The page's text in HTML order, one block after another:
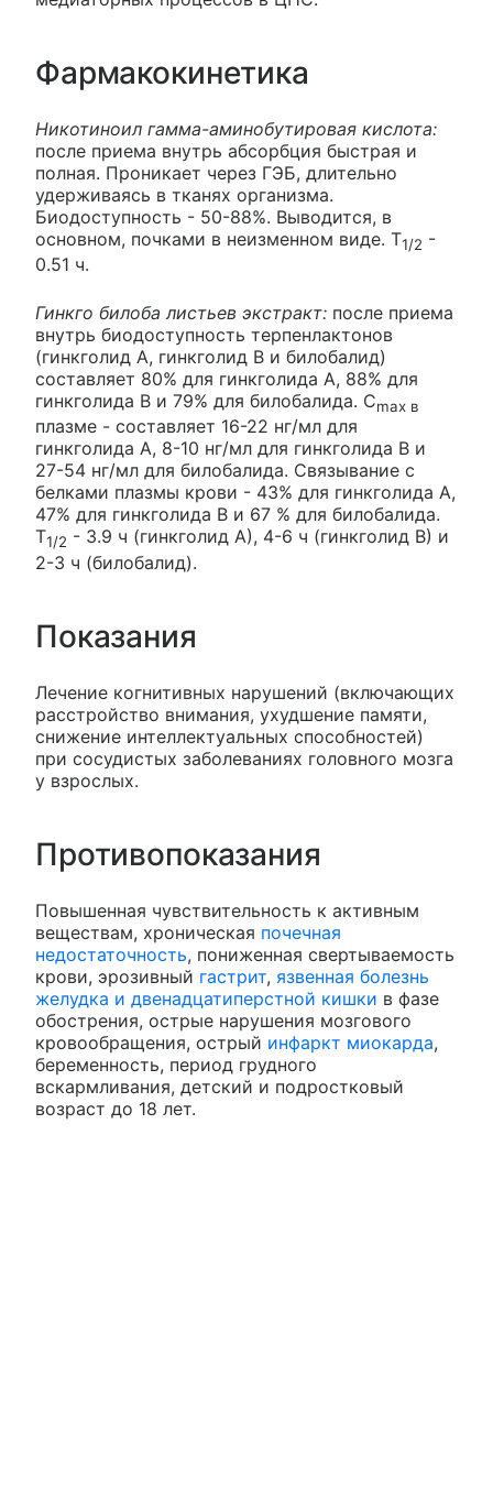
Фармакокинетика
Никотиноил гамма-аминобутировая кислота:
после приема внутрь абсорбция быстрая и
полная. Проникает через ГЭБ, длительно
удерживаясь в тканях организма.
Биодоступность - 50-88%. Выводится, в
основном, почками в неизменном виде. T1/2 -
0.51 ч.
Гинкго билоба листьев экстракт: после приема
внутрь биодоступность терпенлактонов
(гинкголид А, гинкголид В и билобалид)
составляет 80% для гинкголида А, 88% для
гинкголида В и 79% для билобалида. Cmax в
плазме - составляет 16-22 нг/мл для
гинкголида А, 8-10 нг/мл для гинкголида В и
27-54 нг/мл для билобалида. Связывание с
белками плазмы крови - 43% для гинкголида А,
47% для гинкголида В и 67 % для билобалида.
T1/2 - 3.9 ч (гинкголид А), 4-6 ч (гинкголид В) и
2-3 ч (билобалид).
Показания
Лечение когнитивных нарушений (включающих
расстройство внимания, ухудшение памяти,
снижение интеллектуальных способностей)
при сосудистых заболеваниях головного мозга
у взрослых.
Противопоказания
Повышенная чувствительность к активным
веществам, хроническая почечная
недостаточность, пониженная свертываемость
крови, эрозивный гастрит, язвенная болезнь
желудка и двенадцатиперстной кишки в фазе
обострения, острые нарушения мозгового
кровообращения, острый инфаркт миокарда,
беременность, период грудного
вскармливания, детский и подростковый
возраст до 18 лет.